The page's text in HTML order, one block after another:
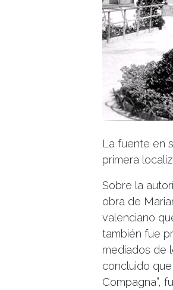
La fuente en
primera
Sobre la
obra de
valenciano
también fue
mediados de
concluido que
Compagna”,